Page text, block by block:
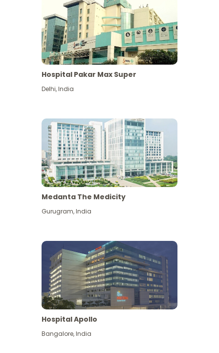
Hospital Pakar Max Super
Delhi,India
Medanta The Medicity
Gurugram,India
Hospital Apollo
Bangalore,India